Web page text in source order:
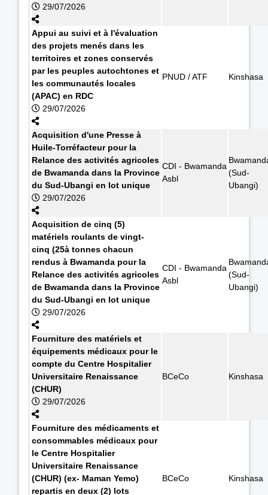
29/07/2026
Appui au suivi et à l'évaluation
des projets menés dans les
territoires et zones conservés
par les peuples autochtones et
les communautés locales
(APAC) en RDC
29/07/2026
PNUD / ATF Kinshasa
Acquisition d'une Presse à
Huile-Torréfacteur pour la
Relance des activités agricoles
de Bwamanda dans la Province
du Sud-Ubangi en lot unique
29/07/2026
CDI - Bwamanda
Asbl
(Sud-
Ubangi)
Acquisition de cinq (5)
matériels roulants de vingt-
cinq (25à tonnes chacun
rendus à Bwamanda pour la
Relance des activités agricoles
de Bwamanda dans la Province
du Sud-Ubangi en lot unique
29/07/2026
CDI - Bwamanda
Asbl
(Sud-
Ubangi)
Fourniture des matériels et
équipements médicaux pour le
compte du Centre Hospitalier
Universitaire Renaissance
(CHUR)
29/07/2026
BCeCo Kinshasa
Fourniture des médicaments et
consommables médicaux pour
le Centre Hospitalier
Universitaire Renaissance
(CHUR) (ex- Maman Yemo)
repartis en deux (2) lots
BCeCo Kinshasa